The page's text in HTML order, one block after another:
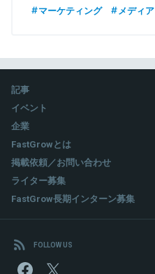
マーケティング
メディア
記事
イベント
企業
FastGrowとは
掲載依頼／お問い合わせ
ライター募集
FastGrow長期インターン募集
FOLLOW US